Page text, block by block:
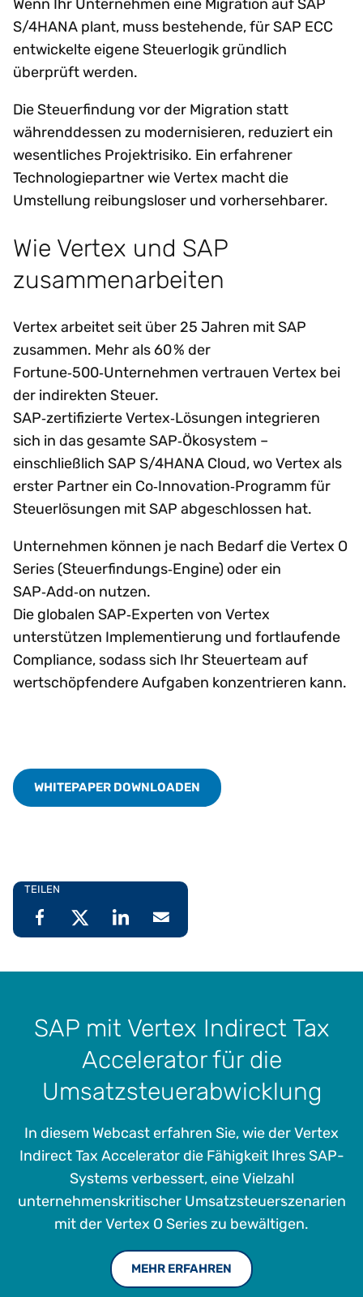
Wenn Ihr Unternehmen eine Migration auf SAP
S/4HANA plant, muss bestehende, für SAP ECC
entwickelte eigene Steuerlogik gründlich
überprüft werden.
Die Steuerfindung vor der Migration statt
währenddessen zu modernisieren, reduziert ein
wesentliches Projektrisiko. Ein erfahrener
Technologiepartner wie Vertex macht die
Umstellung reibungsloser und vorhersehbarer.
Wie Vertex und SAP
zusammenarbeiten
Vertex arbeitet seit über 25 Jahren mit SAP
zusammen. Mehr als 60 % der
Fortune‑500‑Unternehmen vertrauen Vertex bei
der indirekten Steuer.
SAP‑zertifizierte Vertex‑Lösungen integrieren
sich in das gesamte SAP‑Ökosystem –
einschließlich SAP S/4HANA Cloud, wo Vertex als
erster Partner ein Co‑Innovation‑Programm für
Steuerlösungen mit SAP abgeschlossen hat.
Unternehmen können je nach Bedarf die Vertex O
Series (Steuerfindungs‑Engine) oder ein
SAP‑Add‑on nutzen.
Die globalen SAP‑Experten von Vertex
unterstützen Implementierung und fortlaufende
Compliance, sodass sich Ihr Steuerteam auf
wertschöpfendere Aufgaben konzentrieren kann.
WHITEPAPER DOWNLOADEN
TEILEN
SAP mit Vertex Indirect Tax
Accelerator für die
Umsatzsteuerabwicklung
In diesem Webcast erfahren Sie, wie der Vertex
Indirect Tax Accelerator die Fähigkeit Ihres SAP-
Systems verbessert, eine Vielzahl
unternehmenskritischer Umsatzsteuerszenarien
mit der Vertex O Series zu bewältigen.
MEHR ERFAHREN